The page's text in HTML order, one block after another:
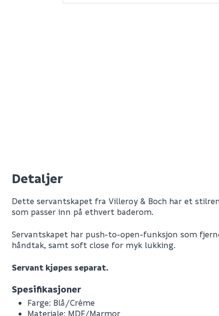
Detaljer
Dette servantskapet fra Villeroy & Boch har et
som passer inn på ethvert baderom.
Servantskapet har push-to-open-funksjon som
håndtak, samt soft close for myk lukking.
Servant kjøpes separat.
Spesifikasjoner
Farge: Blå/Créme
Materiale: MDF/Marmor